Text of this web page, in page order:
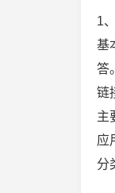
1
基
答。
链
主
应
分